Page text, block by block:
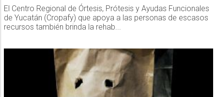
El Centro Regional de Órtesis, Prótesis y Ayudas Funcionales
de Yucatán (Cropafy) que apoya a las personas de escasos
recursos también brinda la rehab...